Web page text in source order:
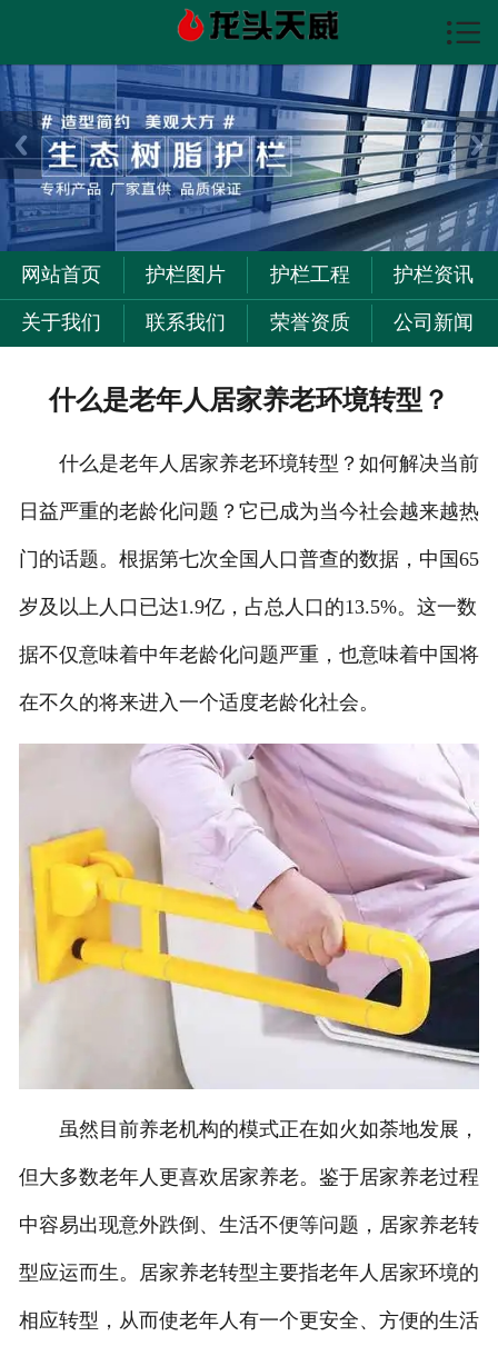

护栏图片
护栏资讯
护栏工程
关于我们
联系我们

网站首页 护栏图片 护栏工程 护栏资讯
关于我们 联系我们 荣誉资质 公司新闻
什么是老年人居家养老环境转型？
什么是老年人居家养老环境转型？如何解决当前
日益严重的老龄化问题？它已成为当今社会越来越热
门的话题。根据第七次全国人口普查的数据，中国65
岁及以上人口已达1.9亿，占总人口的13.5%。这一数
据不仅意味着中年老龄化问题严重，也意味着中国将
在不久的将来进入一个适度老龄化社会。
虽然目前养老机构的模式正在如火如荼地发展，
但大多数老年人更喜欢居家养老。鉴于居家养老过程
中容易出现意外跌倒、生活不便等问题，居家养老转
型应运而生。居家养老转型主要指老年人居家环境的
相应转型，从而使老年人有一个更安全、方便的生活